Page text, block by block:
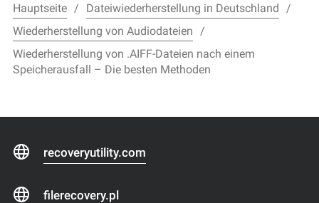
Hauptseite
Dateiwiederherstellung in Deutschland
Wiederherstellung von Audiodateien
Wiederherstellung von .AIFF-Dateien nach einem
Speicherausfall – Die besten Methoden
recoveryutility.com
filerecovery.pl